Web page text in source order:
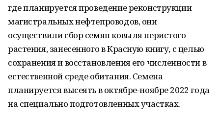
где планируется проведение реконструкции
магистральных нефтепроводов, они
осуществили сбор семян ковыля перистого –
растения, занесенного в Красную книгу, с целью
сохранения и восстановления его численности в
естественной среде обитания. Семена
планируется высеять в октябре-ноябре 2022 года
на специально подготовленных участках.